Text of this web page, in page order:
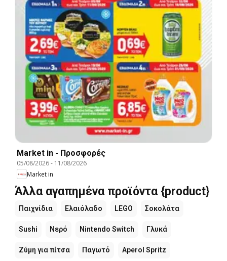
Market in - Προσφορές
05/08/2026- 11/08/2026
Market in
Άλλα αγαπημένα προϊόντα {product}
Παιχνίδια Ελαιόλαδο LEGO Σοκολάτα
Sushi Νερό Nintendo Switch Γλυκά
Ζύμη για πίτσα Παγωτό Aperol Spritz